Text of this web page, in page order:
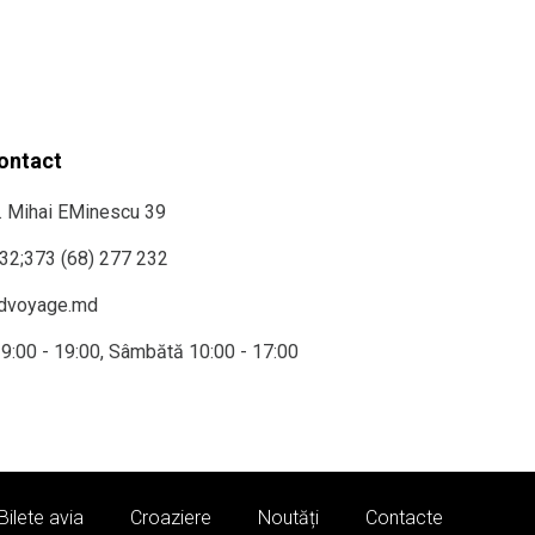
Mihai EMinescu 39
;373 (68) 277 232
- 19:00, Sâmbătă 10:00 - 17:00
avia Croaziere Noutăți Contacte